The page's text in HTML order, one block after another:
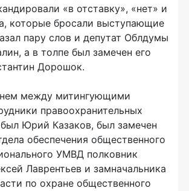
«в отставку», «нет» и
которые бросали выступающие
пару слов и депутат Облдумы
а в толпе был замечен его
Дорошок.
между митингующими
правоохранительных
Юрий Казаков, был замечен
обеспечения общественного
УМВД полковник
Лаврентьев и замначальника
по охране общественного